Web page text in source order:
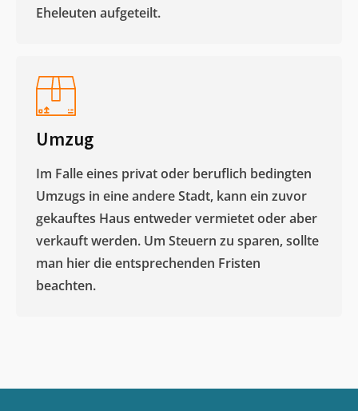
Eheleuten aufgeteilt.​
Umzug
Im Falle eines privat oder beruflich bedingten
Umzugs in eine andere Stadt, kann ein zuvor
gekauftes Haus entweder vermietet oder aber
verkauft werden. Um Steuern zu sparen, sollte
man hier die entsprechenden Fristen
beachten.